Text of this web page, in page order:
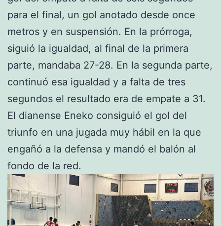
para el final, un gol anotado desde once
metros y en suspensión. En la prórroga,
siguió la igualdad, al final de la primera
parte, mandaba 27-28. En la segunda parte,
continuó esa igualdad y a falta de tres
segundos el resultado era de empate a 31.
El dianense Eneko consiguió el gol del
triunfo en una jugada muy hábil en la que
engañó a la defensa y mandó el balón al
fondo de la red.